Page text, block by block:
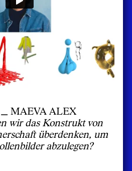
MAEVA ALEX
wir das Konstrukt von
überdenken, um
abzulegen?